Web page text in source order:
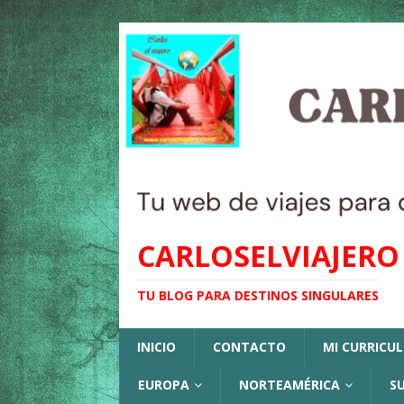
CARLOSELVIAJERO
TU BLOG PARA DESTINOS SINGULARES
INICIO CONTACTO MI
EUROPA NORTEAMÉRICA